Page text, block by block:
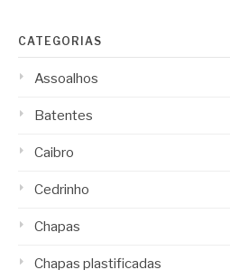
CATEGORIAS
Assoalhos
Batentes
Caibro
Cedrinho
Chapas
Chapas plastificadas